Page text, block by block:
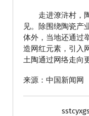
走进潦浒村，陶
见。除围绕陶瓷产
体外，当地还通过
造网红元素，引入
土陶通过网络走向
来源：中国新闻网
sstcyxgs